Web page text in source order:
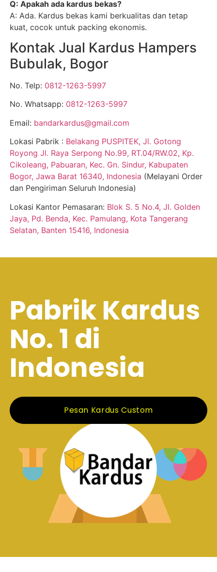
Q: Apakah ada kardus bekas?
A: Ada. Kardus bekas kami berkualitas dan tetap
kuat, cocok untuk packing ekonomis.
Kontak Jual Kardus Hampers
Bubulak, Bogor
No. Telp: 0812-1263-5997
No. Whatsapp: 0812-1263-5997
Email: bandarkardus@gmail.com
Lokasi Pabrik : Belakang PUSPITEK, Jl. Gotong
Royong Jl. Raya Serpong No.99, RT.04/RW.02, Kp.
Cikoleang, Pabuaran, Kec. Gn. Sindur, Kabupaten
Bogor, Jawa Barat 16340, Indonesia (Melayani Order
dan Pengiriman Seluruh Indonesia)
Lokasi Kantor Pemasaran: Blok S. 5 No.4, Jl. Golden
Jaya, Pd. Benda, Kec. Pamulang, Kota Tangerang
Selatan, Banten 15416, Indonesia
Pabrik Kardus
No. 1 di
Indonesia
Pesan Kardus Custom